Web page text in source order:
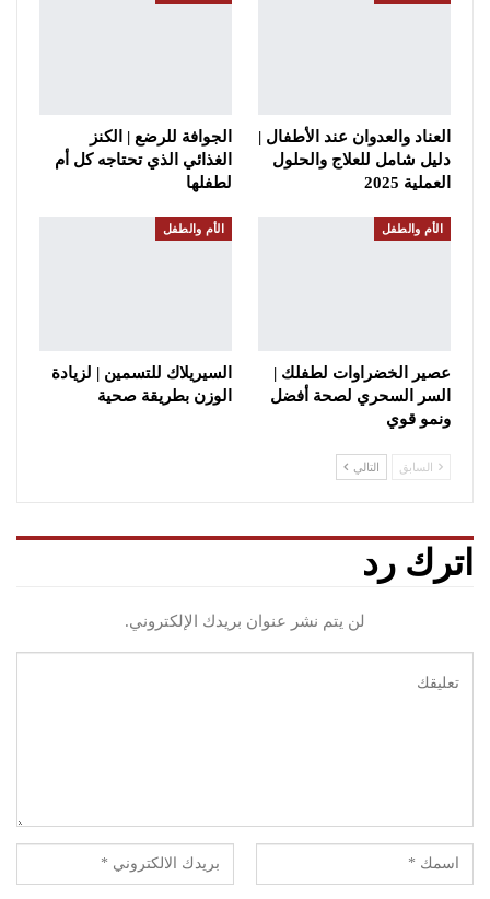
العناد والعدوان عند الأطفال |
دليل شامل للعلاج والحلول
العملية 2025
الجوافة للرضع | الكنز
الغذائي الذي تحتاجه كل أم
لطفلها
الأم والطفل
عصير الخضراوات لطفلك |
السر السحري لصحة أفضل
ونمو قوي
الأم والطفل
السيريلاك للتسمين | لزيادة
الوزن بطريقة صحية
السابق التالي
اترك رد
لن يتم نشر عنوان بريدك الإلكتروني.